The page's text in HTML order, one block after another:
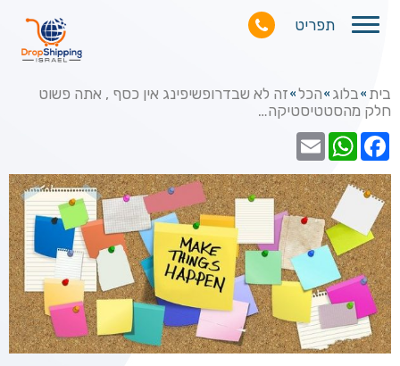
תפריט
בית » בלוג » הכל » זה לא שבדרופשיפינג אין כסף , אתה פשוט
חלק מהסטטיסטיקה…